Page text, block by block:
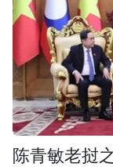
陈青敏老挝